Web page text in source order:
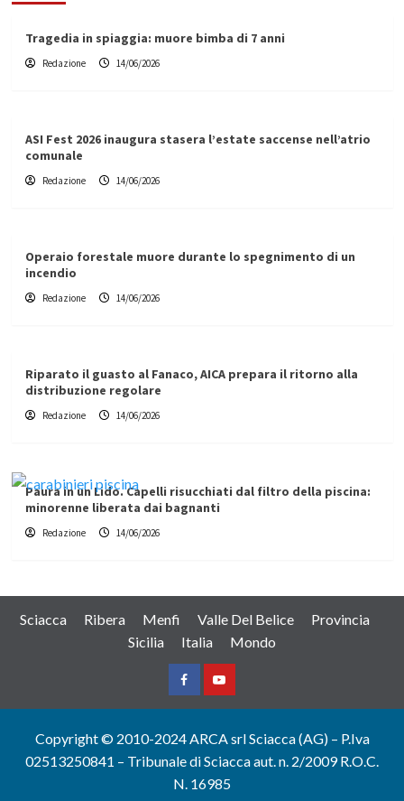
Tragedia in spiaggia: muore bimba di 7 anni
Redazione 14/06/2026
ASI Fest 2026 inaugura stasera l’estate saccense nell’atrio
comunale
Redazione 14/06/2026
Operaio forestale muore durante lo spegnimento di un
incendio
Redazione 14/06/2026
Riparato il guasto al Fanaco, AICA prepara il ritorno alla
distribuzione regolare
Redazione 14/06/2026
Paura in un Lido. Capelli risucchiati dal filtro della piscina:
minorenne liberata dai bagnanti
Redazione 14/06/2026
Sciacca Ribera Menfi Valle Del Belice
Provincia
Sicilia
Italia Mondo
FacebookYountube
Copyright © 2010-2024 ARCA srl Sciacca (AG) – P.Iva
02513250841 – Tribunale di Sciacca aut. n. 2/2009 R.O.C.
N. 16985